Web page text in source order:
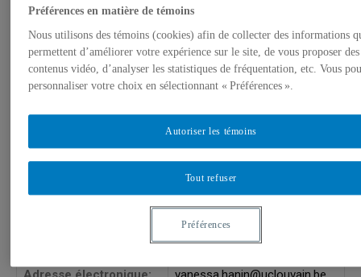
Vanessa Hanin
VANESSA HANIN est collaboratrice au GREFEM. Elle est
rattachée à la Faculté de psychologie et des sciences de
l’éducation de Université Catholique de Louvain (Belgique), à
l’Institut d’analyse du changement dans l’histoire et les
sociétés contemporaines et au Groupe interdisciplinaire de
Recherche sur la Socialisation, l’Education et la Formation.
Préférences en matière de témoins
Nous utilisons des témoins (cookies) afin de collecter des informations
permettent d’améliorer votre expérience sur le site, de vous proposer des
contenus vidéo, d’analyser les statistiques de fréquentation, etc. Vous
personnaliser votre choix en sélectionnant « Préférences ».
Tout refuser
Autoriser les témoins
Préférences